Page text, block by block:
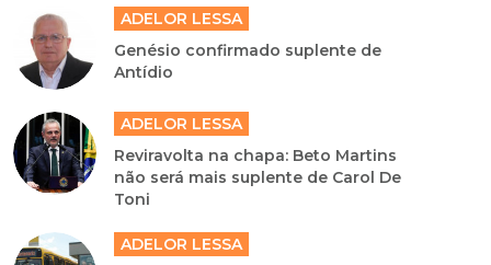
ADELOR LESSA
Genésio confirmado suplente de
Antídio
ADELOR LESSA
Reviravolta na chapa: Beto Martins
não será mais suplente de Carol De
Toni
ADELOR LESSA